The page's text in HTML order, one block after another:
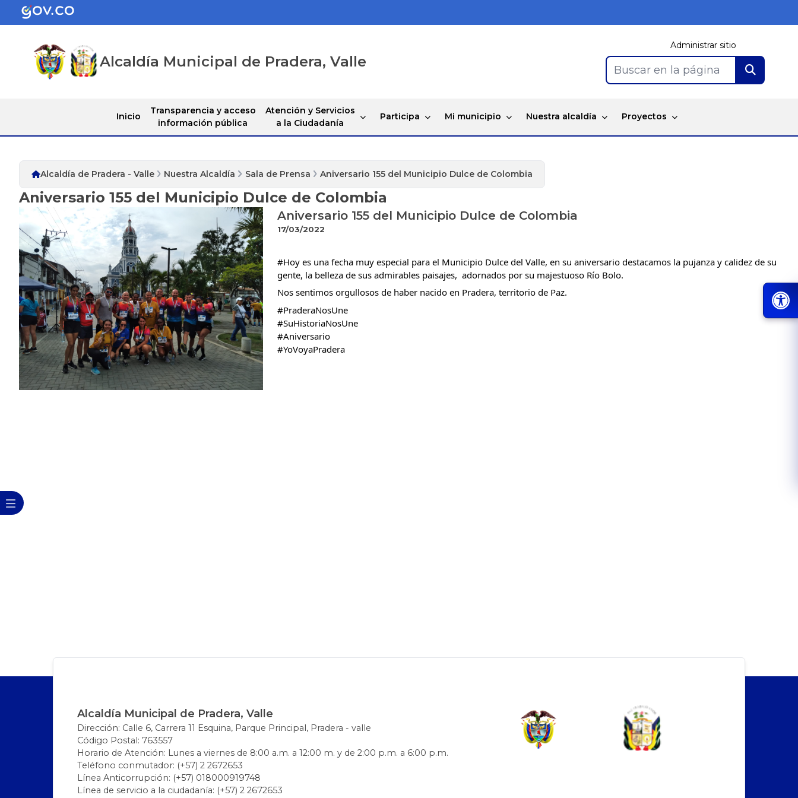
Alcaldía Municipal de Pradera, Valle
Administrar sitio
Buscar en la página
Inicio
Transparencia y acceso
información pública
Atención y Servicios
a la Ciudadanía
Participa Mi municipio Nuestra alcaldía Proyectos
Alcaldía de Pradera - Valle Nuestra Alcaldía Sala de Prensa Aniversario 155 del Municipio Dulce de Colombia
Aniversario 155 del Municipio Dulce de Colombia
Aniversario 155 del Municipio Dulce de Colombia
17/03/2022
#Hoy es una fecha muy especial para el Municipio Dulce del Valle, en su aniversario destacamos la pujanza y calidez de su
gente, la belleza de sus admirables paisajes,  adornados por su majestuoso Río Bolo.
Nos sentimos orgullosos de haber nacido en Pradera, territorio de Paz.
#PraderaNosUne
#SuHistoriaNosUne
#Aniversario
#YoVoyaPradera
Alcaldía Municipal de Pradera, Valle
Dirección: Calle 6, Carrera 11 Esquina, Parque Principal, Pradera - valle
Código Postal: 763557
Horario de Atención: Lunes a viernes de 8:00 a.m. a 12:00 m. y de 2:00 p.m. a 6:00 p.m.
Teléfono conmutador: (+57) 2 2672653
Línea Anticorrupción: (+57) 018000919748
Línea de servicio a la ciudadanía: (+57) 2 2672653